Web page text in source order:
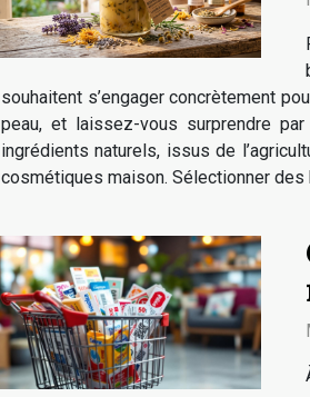
souhaitent s’engager concrètement
peau, et laissez-vous surprendre
ingrédients naturels, issus de
cosmétiques maison. Sélectionner